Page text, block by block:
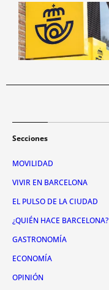
Secciones
MOVILIDAD
VIVIR EN BARCELONA
EL PULSO DE LA CIUDAD
¿QUIÉN HACE BARCELONA?
GASTRONOMÍA
ECONOMÍA
OPINIÓN